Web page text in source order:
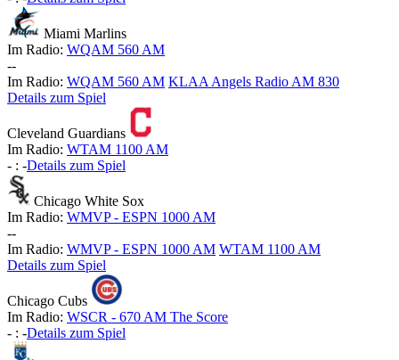
Miami Marlins
Im Radio: WQAM 560 AM
--
Im Radio: WQAM 560 AM KLAA Angels Radio AM 830
Details zum Spiel
Cleveland Guardians
Im Radio: WTAM 1100 AM
- : -Details zum Spiel
Chicago White Sox
Im Radio: WMVP - ESPN 1000 AM
--
Im Radio: WMVP - ESPN 1000 AM WTAM 1100 AM
Details zum Spiel
Chicago Cubs
Im Radio: WSCR - 670 AM The Score
- : -Details zum Spiel